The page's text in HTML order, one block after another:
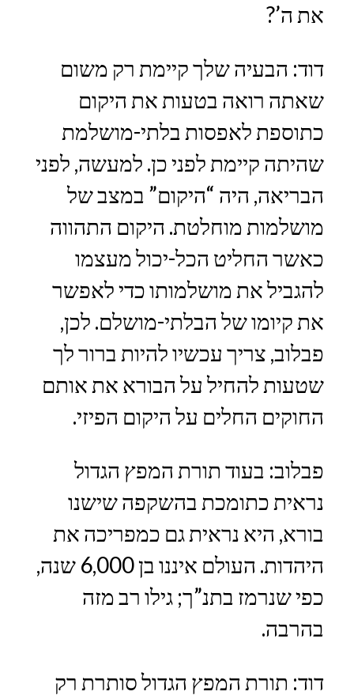
את ה’?
דוד: הבעיה שלך קיימת רק משום
שאתה רואה בטעות את היקום
כתוספת לאפסות בלתי-מושלמת
שהיתה קיימת לפני כן. למעשה, לפני
הבריאה, היה “היקום” במצב של
מושלמות מוחלטת. היקום התהווה
כאשר החליט הכל-יכול מעצמו
להגביל את מושלמותו כדי לאפשר
את קיומו של הבלתי-מושלם. לכן,
פבלוב, צריך עכשיו להיות ברור לך
שטעות להחיל על הבורא את אותם
החוקים החלים על היקום הפיזי.
פבלוב: בעוד תורת המפץ הגדול
נראית כתומכת בהשקפה שישנו
בורא, היא נראית גם כמפריכה את
היהדות. העולם איננו בן 6,000 שנה,
כפי שנרמז בתנ”ך; גילו רב מזה
בהרבה.
דוד: תורת המפץ הגדול סותרת רק